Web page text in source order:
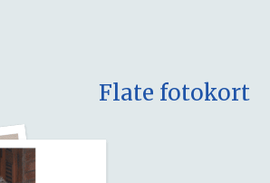
Flate fotokort